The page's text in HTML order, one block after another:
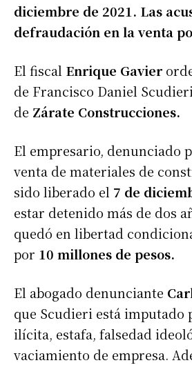
diciembre de 2021. Las
defraudación en la venta
El fiscal Enrique Gavier
de Francisco Daniel
de Zárate Construcciones.
El empresario, denunciado
venta de materiales de
sido liberado el 7 de
estar detenido más de dos
quedó en libertad
por 10 millones de pesos.
El abogado denunciante
que Scudieri está imputado
ilícita, estafa, falsedad
vaciamiento de empresa.